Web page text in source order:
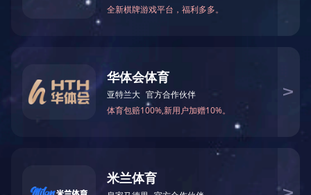
招标代理
政府采购
精品项目